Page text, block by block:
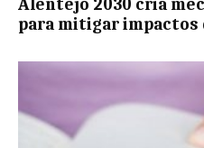
Alentejo 2030 cria
para mitigar